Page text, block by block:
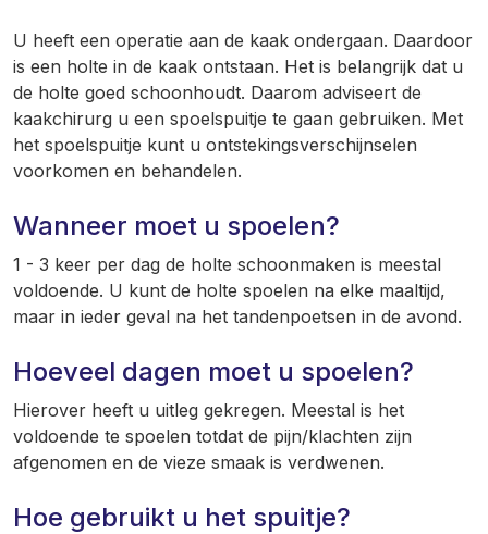
U heeft een operatie aan de kaak ondergaan. Daardoor
is een holte in de kaak ontstaan. Het is belangrijk dat u
de holte goed schoonhoudt. Daarom adviseert de
kaakchirurg u een spoelspuitje te gaan gebruiken. Met
het spoelspuitje kunt u ontstekingsverschijnselen
voorkomen en behandelen.
Wanneer moet u spoelen?
1 - 3 keer per dag de holte schoonmaken is meestal
voldoende. U kunt de holte spoelen na elke maaltijd,
maar in ieder geval na het tandenpoetsen in de avond.
Hoeveel dagen moet u spoelen?
Hierover heeft u uitleg gekregen. Meestal is het
voldoende te spoelen totdat de pijn/klachten zijn
afgenomen en de vieze smaak is verdwenen.
Hoe gebruikt u het spuitje?